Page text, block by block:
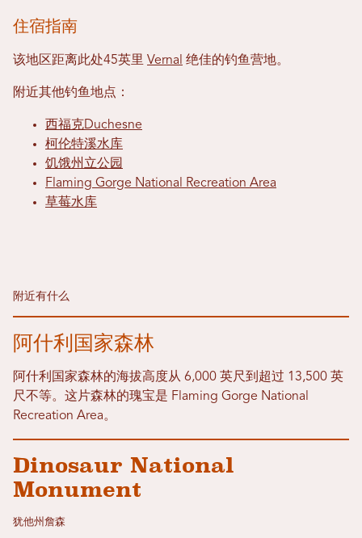
住宿指南
该地区距离此处45英里 Vernal 绝佳的钓鱼营地。
附近其他钓鱼地点：
西福克Duchesne
柯伦特溪水库
饥饿州立公园
Flaming Gorge National Recreation Area
草莓水库
附近有什么
阿什利国家森林
阿什利国家森林的海拔高度从 6,000 英尺到超过 13,500 英
尺不等。这片森林的瑰宝是 Flaming Gorge National
Recreation Area。
Dinosaur National
Monument
犹他州詹森